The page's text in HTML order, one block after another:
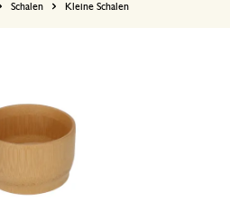
Schalen Kleine Schalen